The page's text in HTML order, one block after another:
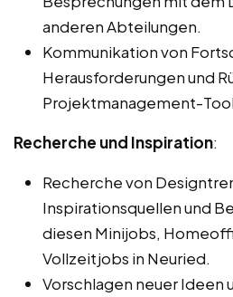
anderen Abteilungen.
Kommunikation von
Herausforderungen und
Projektmanagement-
Recherche und Inspiration:
Recherche von
Inspirationsquellen und
diesen Minijobs,
Vollzeitjobs in Neuried.
Vorschlagen neuer Ideen